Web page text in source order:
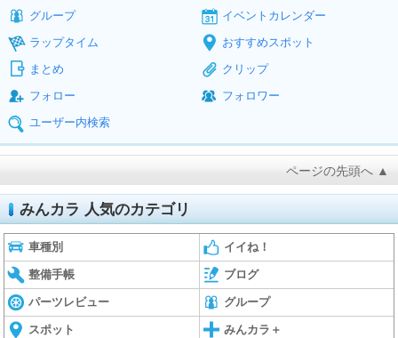
グループ
イベントカレンダー
ラップタイム
おすすめスポット
まとめ
クリップ
フォロー
フォロワー
ユーザー内検索
ページの先頭へ ▲
みんカラ 人気のカテゴリ
車種別 イイね！
整備手帳 ブログ
パーツレビュー グループ
スポット みんカラ＋